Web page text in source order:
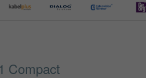
Compact